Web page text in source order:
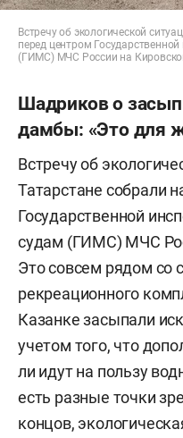
Встречу об экологической
перед центром
(ГИМС) МЧС России на
Шадриков о
дамбы: «Это для
Встречу об
Татарстане собрали
Государственной
судам (ГИМС) МЧС
Это совсем рядом со
рекреационного
Казанке засыпали
учетом того, что
ли идут на пользу
есть разные точки
концов,